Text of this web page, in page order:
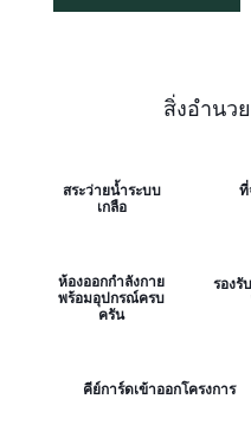
สิ่งอำนว
สระว่ายน้ำระบบ
เกลือ
ห้องออกกำลังกาย
พร้อมอุปกรณ์ครบ
ครัน
ที่
รองรั
คีย์การ์ดเข้าออกโครงการ